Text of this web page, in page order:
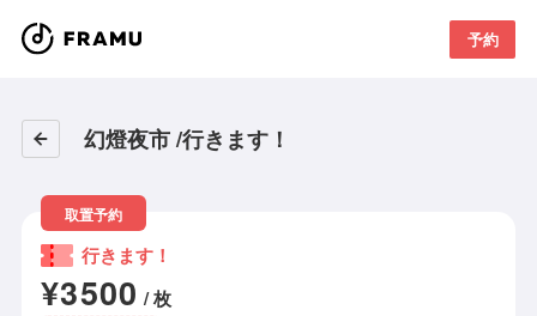
予約
幻燈夜市 /行きます！
取置予約
行きます！
¥3500 / 枚